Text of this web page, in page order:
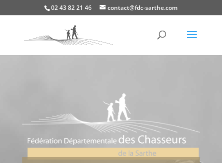
02 43 82 21 46 contact@fdc-sarthe.com